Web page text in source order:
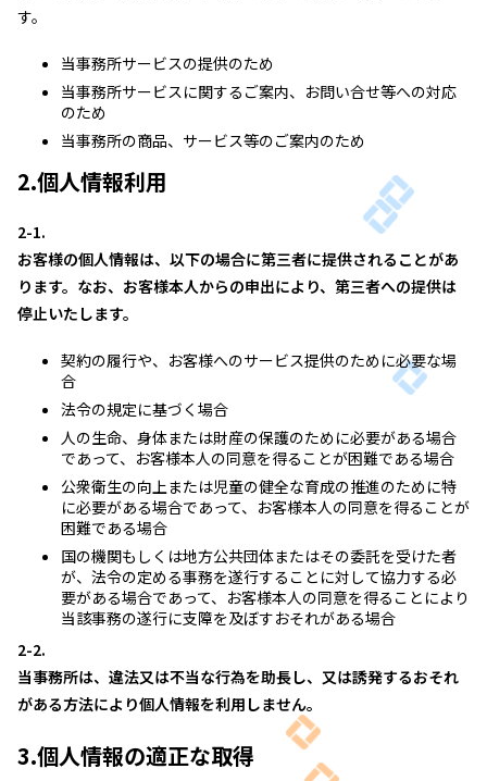
す。
当事務所サービスの提供のため
当事務所サービスに関するご案内、お問い合せ等への対応
のため
当事務所の商品、サービス等のご案内のため
2.個人情報利用
2-1.
お客様の個人情報は、以下の場合に第三者に提供されることがあ
ります。なお、お客様本人からの申出により、第三者への提供は
停止いたします。
契約の履行や、お客様へのサービス提供のために必要な場
合
法令の規定に基づく場合
人の生命、身体または財産の保護のために必要がある場合
であって、お客様本人の同意を得ることが困難である場合
公衆衛生の向上または児童の健全な育成の推進のために特
に必要がある場合であって、お客様本人の同意を得ることが
困難である場合
国の機関もしくは地方公共団体またはその委託を受けた者
が、法令の定める事務を遂行することに対して協力する必
要がある場合であって、お客様本人の同意を得ることにより
当該事務の遂行に支障を及ぼすおそれがある場合
2-2.
当事務所は、違法又は不当な行為を助長し、又は誘発するおそれ
がある方法により個人情報を利用しません。
3.個人情報の適正な取得